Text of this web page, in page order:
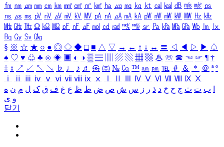
㎙ ㎚ ㎛ ㎜ ㎝ ㎞ ㎟ ㎠ ㎡ ㎢ ㏊ ㎍ ㎎ ㎏ ㏏ ㎈ ㎉ ㏈ ㎧ ㎨ ㎰
㎱ ㎲ ㎳ ㎴ ㎵ ㎶ ㎷ ㎸ ㎹ ㎀ ㎁ ㎂ ㎃ ㎄ ㎺ ㎻ ㎽ ㎾ ㎿ ㎐ ㎑
㎒ ㎓ ㎔ Ω ㏀ ㏁ ㎊ ㎋ ㎌ ㏖ ㏅ ㎭ ㎮ ㎯ ㏛ ㎩ ㎪ ㎫ ㎬ ㏝ ㏐
㏓
㏃ ㏉ ㏜ ㏆
§ ※ ☆ ★ ○ ● ◎ ◇ ◆ □ ■ △ ▽ → ← ↑ ↓ ↔ 〓 ◁ ◀ ▷ ▶ ♤
♠ ♡ ♥ ♧ ♣ ⊙ ◈ ▣ ◐ ◑ ▒ ▤ ▨ ▧ ▦ ▩ ♨ ☏ ☎ ☜ ☞ ¶ †
‡ ↕ ↗ ↙ ↖ ↘ ♭ ♩ ♪ ♬ ㉿ ㈜ № ㏇ ™ ㏂ ㏘ ℡ ＃ ＆ ＊ ＠ ª º
ⅰ
ⅱ ⅲ ⅳ ⅴ ⅵ ⅶ ⅷ ⅸ ⅹ Ⅳ Ⅴ Ⅵ Ⅶ Ⅷ Ⅸ Ⅹ
ب ت ث ج ح خ د ذ ر ز س ش ص ض ط ظ ع غ ف ق ک ل م ن ه
و ی
닫기